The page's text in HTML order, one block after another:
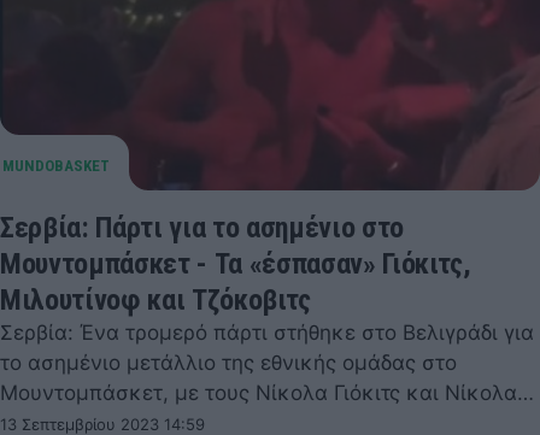
Σερβία: Πάρτι για το ασημένιο στο
Μουντομπάσκετ - Τα «έσπασαν» Γιόκιτς,
Μιλουτίνοφ και Τζόκοβιτς
Σερβία: Ένα τρομερό πάρτι στήθηκε στο Βελιγράδι για
το ασημένιο μετάλλιο της εθνικής ομάδας στο
Μουντομπάσκετ, με τους Νίκολα Γιόκιτς και Νίκολα…
13 Σεπτεμβρίου 2023 14:59